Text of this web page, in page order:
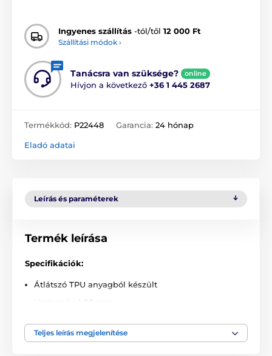
Ingyenes szállítás -tól/től 12 000 Ft
Szállítási módok ›
Tanácsra van szüksége? online
Hívjon a következő +36 1 445 2687
Termékkód: P22448 Garancia: 24 hónap
Eladó adatai
Leírás és paraméterek
Termék leírása
Specifikációk:
Átlátszó TPU anyagból készült
Vastagság 1.00mm
Precíziós kivágások a portok számára
Teljes leírás megjelenítése